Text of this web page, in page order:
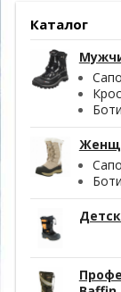
Каталог